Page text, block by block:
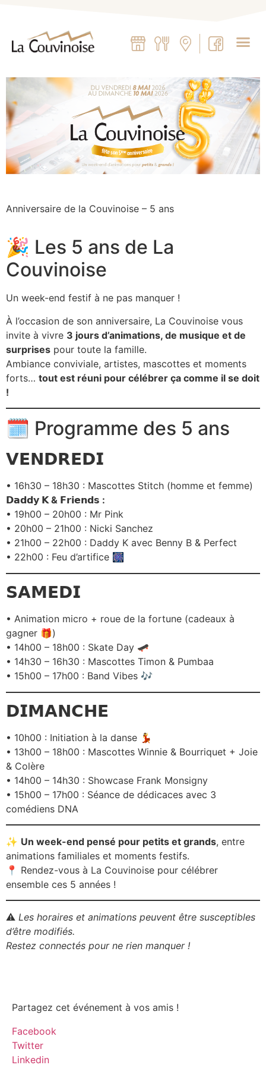
Anniversaire de la Couvinoise – 5 ans
🎉 Les 5 ans de La
Couvinoise
Un week-end festif à ne pas manquer !
À l’occasion de son anniversaire, La Couvinoise vous
invite à vivre 3 jours d’animations, de musique et de
surprises pour toute la famille.
Ambiance conviviale, artistes, mascottes et moments
forts… tout est réuni pour célébrer ça comme il se doit
!
🗓️ Programme des 5 ans
𝗩𝗘𝗡𝗗𝗥𝗘𝗗𝗜
• 16h30 – 18h30 : Mascottes Stitch (homme et femme)
𝗗𝗮𝗱𝗱𝘆 𝗞 & 𝗙𝗿𝗶𝗲𝗻𝗱𝘀 :
• 19h00 – 20h00 : Mr Pink
• 20h00 – 21h00 : Nicki Sanchez
• 21h00 – 22h00 : Daddy K avec Benny B & Perfect
• 22h00 : Feu d’artifice 🎆
𝗦𝗔𝗠𝗘𝗗𝗜
• Animation micro + roue de la fortune (cadeaux à
gagner 🎁)
• 14h00 – 18h00 : Skate Day 🛹
• 14h30 – 16h30 : Mascottes Timon & Pumbaa
• 15h00 – 17h00 : Band Vibes 🎶
𝗗𝗜𝗠𝗔𝗡𝗖𝗛𝗘
• 10h00 : Initiation à la danse 💃
• 13h00 – 18h00 : Mascottes Winnie & Bourriquet + Joie
& Colère
• 14h00 – 14h30 : Showcase Frank Monsigny
• 15h00 – 17h00 : Séance de dédicaces avec 3
comédiens DNA
✨ Un week-end pensé pour petits et grands, entre
animations familiales et moments festifs.
📍 Rendez-vous à La Couvinoise pour célébrer
ensemble ces 5 années !
⚠️ Les horaires et animations peuvent être susceptibles
d’être modifiés.
Restez connectés pour ne rien manquer !
Partagez cet événement à vos amis !
Facebook
Twitter
Linkedin